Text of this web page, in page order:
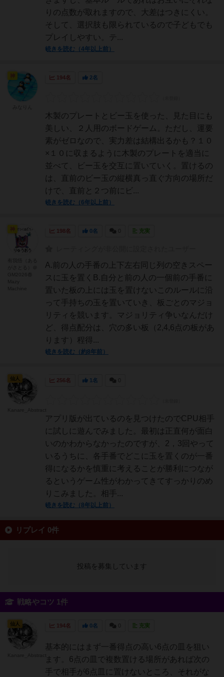
りの点数が取れますので、大差はつきにくい。
そして、選択肢も限られているので子どもでも
プレイしやすい。テ...
続きを読む（4年以上前）
194名 2名
木製のプレートとビー玉を使った、見た目にも
美しい、２人用のボードゲーム。ただし、運要
素がゼロなので、実力差は結構出るかも？１０
×１０に収まるように木製のプレートを適当に
並べて、ビー玉を交互に置いていく。置けるの
は、直前のビー玉の縦横真っ直ぐ方向の場所だ
けで、直前と２つ前にビ...
続きを読む（6年以上前）
神
198名 0名 充実
A.前の人の手番の上下左右同じ列の空きスペー
スに玉を置くB.自分と前の人の一個前の手番に
置いた板の上には玉を置けないこのルールに沿
って手持ちの玉を置いていき、板ごとのマジョ
リティを競います。マジョリティ争いなんだけ
ど、得点配分は、穴の多い板（2,4,6点の板があ
ります）程得...
続きを読む（約8年前）
256名 1名
アプリ版が出ているのを見つけたのでCPU相手
に試しに遊んでみました。最初は正直何が面白
いのかわからなかったのですが、2，3回やって
いるうちに、各手番でどこに玉を置くのが一番
得になるかを慎重に考えることが勝利につなが
るというゲーム性がわかってきてすっかりのめ
りこみました。相手...
続きを読む（8年以上前）
仙人
リプレイ 0件
投稿を募集しています
戦略やコツ 1件
194名 0名 充実
基本的にはまず一番得点の高い6点の皿を狙い
ます。6点の皿で複数置ける場所があれば次の
手で相手が6点皿に置けないところ、それがな
仙人